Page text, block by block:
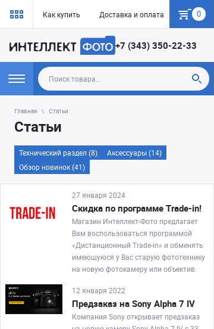
Как купить Доставка и оплата Гарантия
0
+7 (343) 350-22-33
Главная Статьи
Статьи
Технический раздел (8)
Аксессуары (14)
Обзор новинок (41)
27 января 2024
Скидка по программе Trade-in!
Магазин Интеллект-Фото предлагает
Вам воспользоваться программой
«Дистанционный Trade-in» и обменять
имеющуюся у Вас старую фототехнику
на новую фотокамеру или объектив.
12 января 2022
Предзаказ на Sony Alpha 7 IV
Компания Sony открывает предзаказ